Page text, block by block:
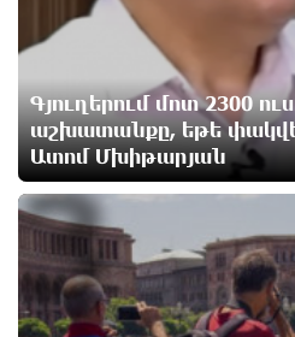
Իսրայելի ՊԲ-ն
«Հըզբոլլահ»-ի
պահեստների վրա
«Ռեալ Մադրիդ»-ն ու
համաձայնության են
տրանսֆերի
Այսօրվա
Գյուղերում մոտ 2300
աշխատանքը, եթե
Ատոմ Մխիթարյան
3